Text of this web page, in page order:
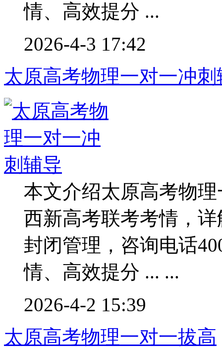
情、高效提分 ...
2026-4-3 17:42
太原高考物理一对一冲刺
本文介绍太原高考物
西新高考联考考情，
封闭管理，咨询电话
情、高效提分 ... ...
2026-4-2 15:39
太原高考物理一对一拔高